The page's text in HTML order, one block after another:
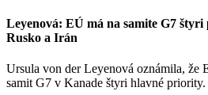
Leyenová: EÚ má na samite G7
Rusko a Irán
Ursula von der Leyenová oznámila, že
samit G7 v Kanade štyri hlavné priority.